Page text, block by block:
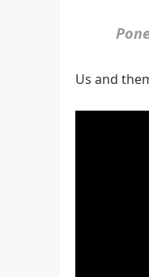
Us and